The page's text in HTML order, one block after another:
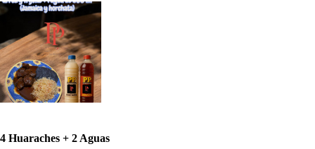
4 Huaraches + 2 Aguas